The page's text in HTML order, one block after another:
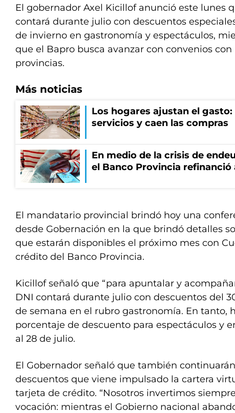
El gobernador Axel Kicillof anunció este lunes
contará durante julio con descuentos
de invierno en gastronomía y espectáculos,
que el Bapro busca avanzar con convenios con
provincias.
Más noticias
Los hogares ajustan el
servicios y caen las compras
En medio de la crisis de
el Banco Provincia refinanció
El mandatario provincial brindó hoy una
desde Gobernación en la que brindó detalles
que estarán disponibles el próximo mes con
crédito del Banco Provincia.
Kicillof señaló que “para apuntalar y
DNI contará durante julio con descuentos del
de semana en el rubro gastronomía. En tanto,
porcentaje de descuento para espectáculos y
al 28 de julio.
El Gobernador señaló que también
descuentos que viene impulsado la cartera
tarjeta de crédito. “Nosotros invertimos
vocación: mientras el Gobierno nacional